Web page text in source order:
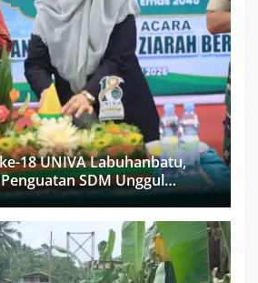
18 UNIVA Labuhanbatu,
SDM Unggul
Emas 2045